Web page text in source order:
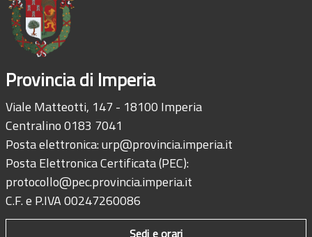
Provincia di Imperia
Viale Matteotti, 147 - 18100 Imperia
Centralino 0183 7041
Posta elettronica:urp@provincia.imperia.it
Posta Elettronica Certificata (PEC):
protocollo@pec.provincia.imperia.it
C.F. e P.IVA 00247260086
Sedi e orari